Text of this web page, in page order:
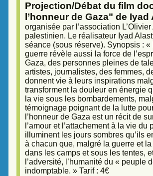
Projection/Débat du film
l’honneur de Gaza" de Iyad
organisée par l’association
palestinien. Le réalisateur Iyad
séance (sous réserve). Synopsis :
guerre révèle aussi la force de
Gaza, des personnes pleines de
artistes, journalistes, des femmes,
donnent vie à leurs inspirations
transforment la douleur en énergie
la vie sous les bombardements,
témoignage poignant de la lutte
l’honneur de Gaza est un récit de
l’amour et l’attachement à la vie
illuminent les jours sombres qu’ils
à chacun que, malgré la guerre et
dans les camps et sous les tentes,
l’adversité, l’humanité du « peuple
indomptable. » Tarif : 4€